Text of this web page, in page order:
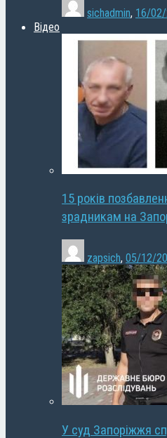
sichadmin, 16/
Відео
15 років
зрадникам на
zapsich, 05/12/
У суд Запоріжжя